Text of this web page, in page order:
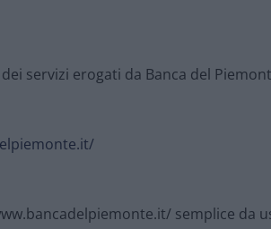
servizi erogati da Banca del
semplice da